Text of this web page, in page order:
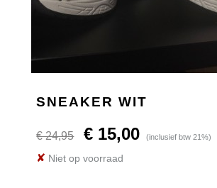
SNEAKER WIT
€ 24,95 € 15,00 (inclusief btw 21%)
✘ Niet op voorraad